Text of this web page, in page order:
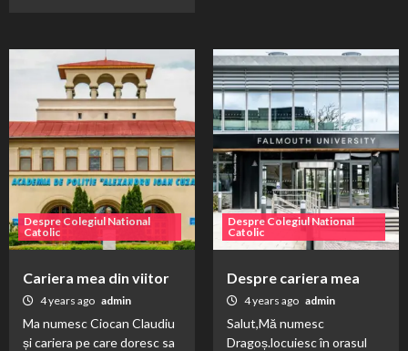
Despre Colegiul National
Catolic
Cariera mea din viitor
4 years ago admin
Ma numesc Ciocan Claudiu
și cariera pe care doresc sa
Despre Colegiul National
Catolic
Despre cariera mea
4 years ago admin
Salut,Mă numesc
Dragoș.locuiesc în orasul